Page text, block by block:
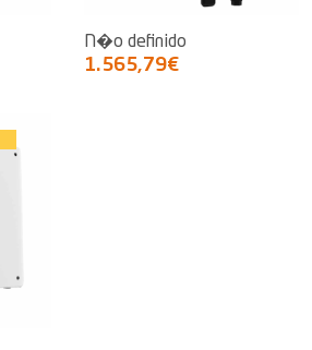
N�o definido
1.565,79€